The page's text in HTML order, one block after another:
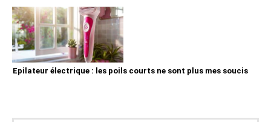
Epilateur électrique : les poils courts ne sont plus mes soucis